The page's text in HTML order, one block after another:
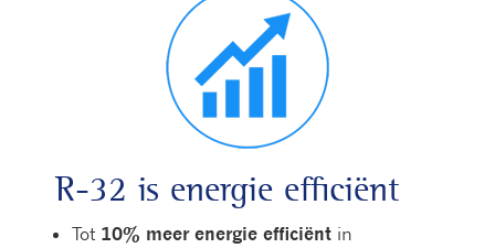
R-32 is energie efficiënt
Tot 10% meer energie efficiënt in